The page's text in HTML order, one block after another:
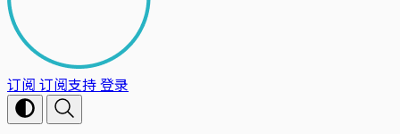
订阅 订阅支持登录